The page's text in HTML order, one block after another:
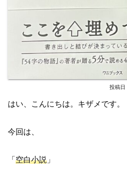
はい、こんにちは。キザメです。
今回は、
「 空白小説 」